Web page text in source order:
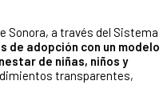
Sonora, a través del Sistema
de adopción con un modelo
de niñas, niños y
transparentes,